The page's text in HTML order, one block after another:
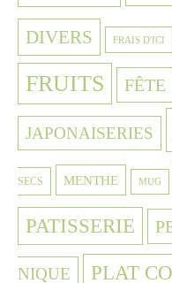
DIVERS FRAIS D'ICI
FRUITS FÊTE
JAPONAISERIES
SECS MENTHE MUG
PATISSERIE
NIQUE PLAT